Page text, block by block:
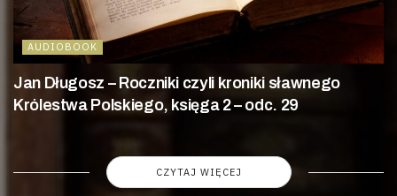
AUDIOBOOK
Jan Długosz – Roczniki czyli kroniki sławnego
Królestwa Polskiego, księga 2 – odc. 29
CZYTAJ WIĘCEJ